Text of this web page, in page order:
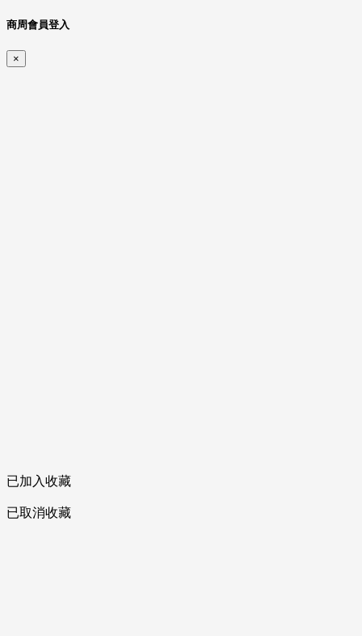
商周會員登入
×
已加入收藏
已取消收藏